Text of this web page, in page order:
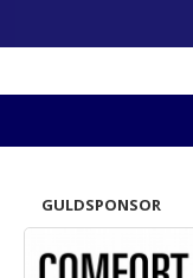
GULDSPONSOR